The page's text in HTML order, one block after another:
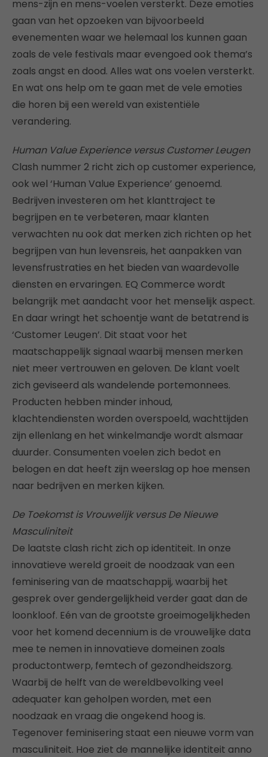
mens-zijn en mens-voelen versterkt. Deze emoties
gaan van het opzoeken van bijvoorbeeld
evenementen waar we helemaal los kunnen gaan
zoals de vele festivals maar evengoed ook thema’s
zoals angst en dood. Alles wat ons voelen versterkt.
En wat ons help om te gaan met de vele emoties
die horen bij een wereld van existentiële
verandering.
Human Value Experience versus Customer Leugen
Clash nummer 2 richt zich op customer experience,
ook wel ‘Human Value Experience’ genoemd.
Bedrijven investeren om het klanttraject te
begrijpen en te verbeteren, maar klanten
verwachten nu ook dat merken zich richten op het
begrijpen van hun levensreis, het aanpakken van
levensfrustraties en het bieden van waardevolle
diensten en ervaringen. EQ Commerce wordt
belangrijk met aandacht voor het menselijk aspect.
En daar wringt het schoentje want de betatrend is
‘Customer Leugen’. Dit staat voor het
maatschappelijk signaal waarbij mensen merken
niet meer vertrouwen en geloven. De klant voelt
zich geviseerd als wandelende portemonnees.
Producten hebben minder inhoud,
klachtendiensten worden overspoeld, wachttijden
zijn ellenlang en het winkelmandje wordt alsmaar
duurder. Consumenten voelen zich bedot en
belogen en dat heeft zijn weerslag op hoe mensen
naar bedrijven en merken kijken.
De Toekomst is Vrouwelijk versus De Nieuwe
Masculiniteit
De laatste clash richt zich op identiteit. In onze
innovatieve wereld groeit de noodzaak van een
feminisering van de maatschappij, waarbij het
gesprek over gendergelijkheid verder gaat dan de
loonkloof. Eén van de grootste groeimogelijkheden
voor het komend decennium is de vrouwelijke data
mee te nemen in innovatieve domeinen zoals
productontwerp, femtech of gezondheidszorg.
Waarbij de helft van de wereldbevolking veel
adequater kan geholpen worden, met een
noodzaak en vraag die ongekend hoog is.
Tegenover feminisering staat een nieuwe vorm van
masculiniteit. Hoe ziet de mannelijke identiteit anno